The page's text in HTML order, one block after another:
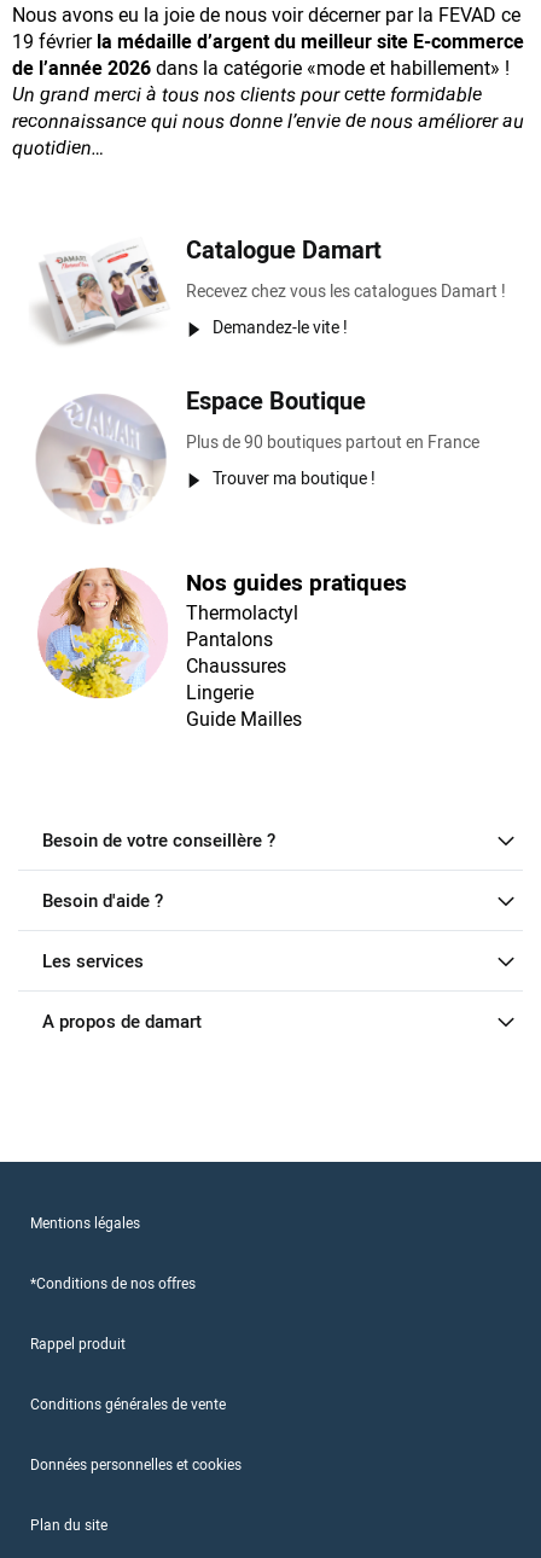
Nous avons eu la joie de nous voir décerner par la FEVAD ce
19 févrierla médaille d’argent du meilleur site E-commerce
de l’année 2026dans la catégorie «mode et habillement» !
Un grand merci à tous nos clients pour cette formidable
reconnaissancequi nous donne l’envie de nous améliorer au
quotidien…
Catalogue Damart
Recevez chez vous les catalogues Damart !
Demandez-le vite !
Espace Boutique
Plus de 90 boutiques partout en France
Trouver ma boutique !
Nos guides pratiques
Thermolactyl
Pantalons
Chaussures
Lingerie
Guide Mailles
Besoin de votre conseillère ?
Besoin d'aide ?
Les services
A propos de damart
Mentions légales
*Conditions de nos offres
Rappel produit
Conditions générales de vente
Données personnelles et cookies
Plan du site